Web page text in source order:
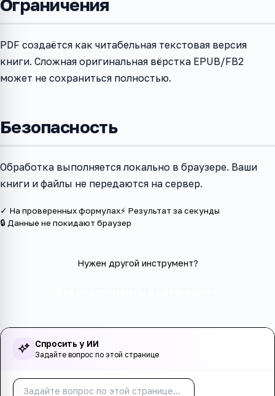
Ограничения
PDF создаётся как читабельная текстовая версия
книги. Сложная оригинальная вёрстка EPUB/FB2
может не сохраниться полностью.
Безопасность
Обработка выполняется локально в браузере. Ваши
книги и файлы не передаются на сервер.
✓ На проверенных формулах⚡ Результат за секунды
🔒 Данные не покидают браузер
Нужен другой инструмент?
Спросить у ИИ
Задайте вопрос по этой странице